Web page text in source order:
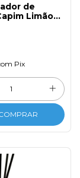
de
Limão
Tampa e
Fibra
Pix